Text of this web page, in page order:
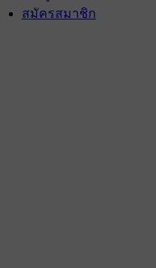
สมัครสมาชิก